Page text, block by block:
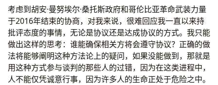
考虑到胡安·曼努埃尔·桑托斯政府和哥伦比亚革命武装力量
于2016年结束的协商，对我来说，很难回应我一直以来持
批评态度的事情，无论是协议还是达成协议的方式。我只能
做出这样的思考：谁能确保相关方将会遵守协议？正确的做
法将能够阐明这种方法论上的疑问，如果没能做到，那就是
用这种方式参与谈判的那些人的过错，因为在这类进程中，
人不能仅凭诚意行事，因为许多人的生命正处于危险之中。